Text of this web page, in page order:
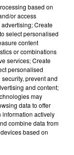
based on
or access
Create
select personalised
content
or combinations
services; Create
personalised
prevent and
and content;
may
data to offer
information actively
combine data from
based on